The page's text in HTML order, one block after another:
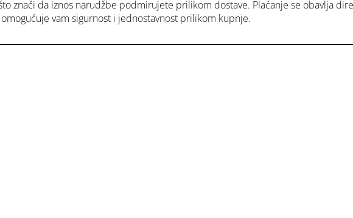
znači da iznos narudžbe podmirujete prilikom dostave. Plaćanje se obavlja
vam sigurnost i jednostavnost prilikom kupnje.